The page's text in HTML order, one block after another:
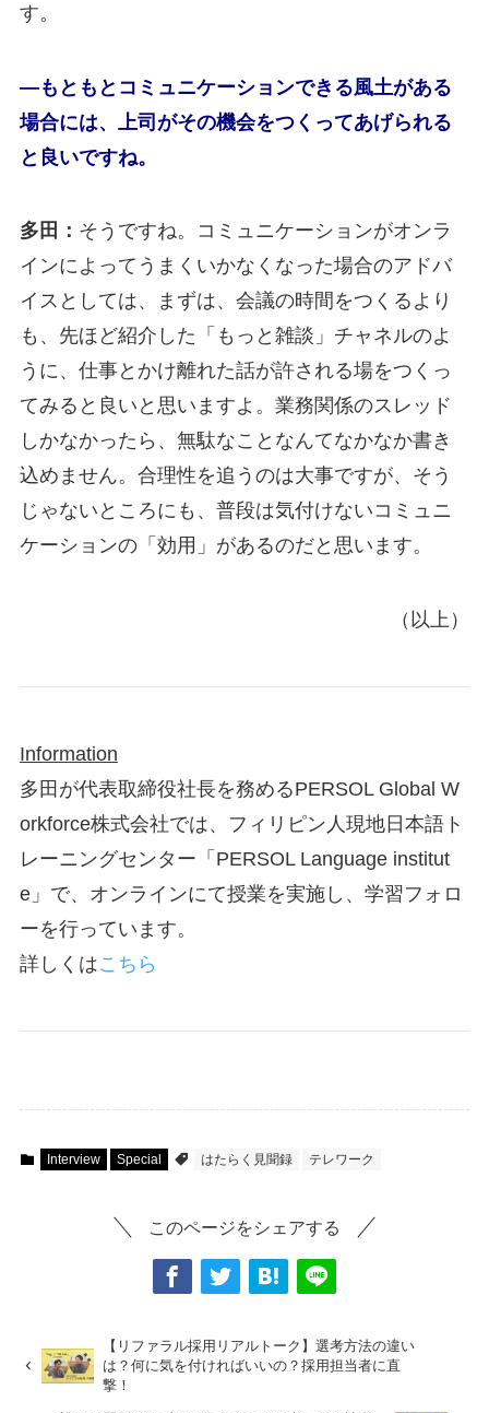
す。
―もともとコミュニケーションできる風土がある
場合には、上司がその機会をつくってあげられる
と良いですね。
多田： そうですね。コミュニケーションがオンラ
インによってうまくいかなくなった場合のアドバ
イスとしては、まずは、会議の時間をつくるより
も、先ほど紹介した「もっと雑談」チャネルのよ
うに、仕事とかけ離れた話が許される場をつくっ
てみると良いと思いますよ。業務関係のスレッド
しかなかったら、無駄なことなんてなかなか書き
込めません。合理性を追うのは大事ですが、そう
じゃないところにも、普段は気付けないコミュニ
ケーションの「効用」があるのだと思います。
（以上）
Information
多田が代表取締役社長を務めるPERSOL Global W
orkforce株式会社では、フィリピン人現地日本語ト
レーニングセンター「PERSOL Language institut
e」で、オンラインにて授業を実施し、学習フォロ
ーを行っています。
詳しくはこちら
Interview Special はたらく見聞録 テレワーク
このページをシェアする
【リファラル採用リアルトーク】選考方法の違い
は？何に気を付ければいいの？採用担当者に直
撃！